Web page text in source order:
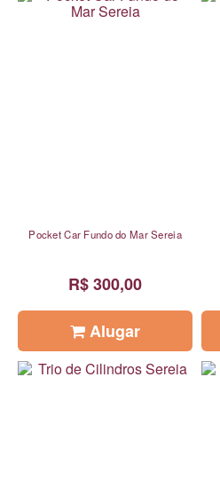
Pocket Car Fundo do Mar Sereia
R$ 300,00
Alugar